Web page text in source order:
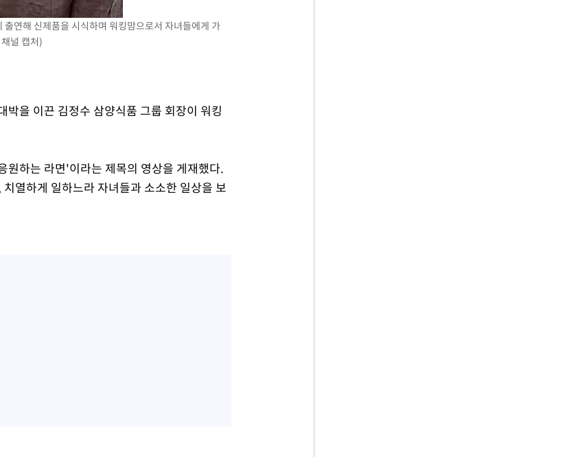
연해 신제품을 시식하며 워킹맘으로서 자녀들에게 가
널 캡처)
을 이끈 김정수 삼양식품 그룹 회장이 워킹
원하는 라면'이라는 제목의 영상을 게재했다.
열하게 일하느라 자녀들과 소소한 일상을 보